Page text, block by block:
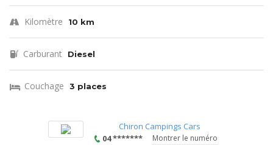
Kilomètre 10 km
Carburant Diesel
Couchage 3 places
Chiron Campings Cars
04 *******
Montrer le numéro